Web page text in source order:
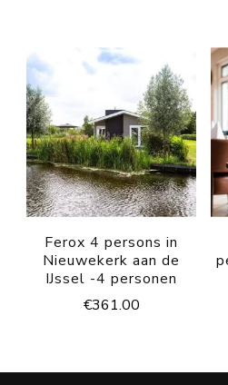
Ferox 4 persons in
Nieuwekerk aan de
IJssel -4 personen
€361.00